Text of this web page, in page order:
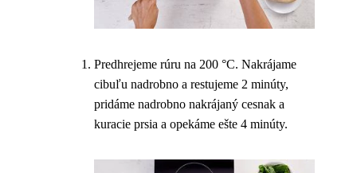
Predhrejeme rúru na 200 °C. Nakrájame
cibuľu nadrobno a restujeme 2 minúty,
pridáme nadrobno nakrájaný cesnak a
kuracie prsia a opekáme ešte 4 minúty.